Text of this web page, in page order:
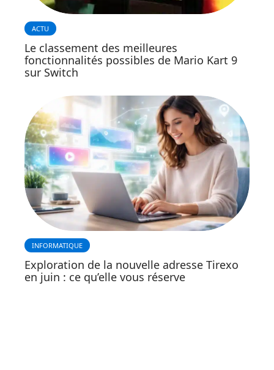
ACTU
Le classement des meilleures
fonctionnalités possibles de Mario Kart 9
sur Switch
INFORMATIQUE
Exploration de la nouvelle adresse Tirexo
en juin : ce qu’elle vous réserve